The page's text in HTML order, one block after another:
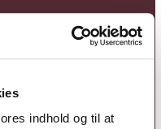
indhold og til at